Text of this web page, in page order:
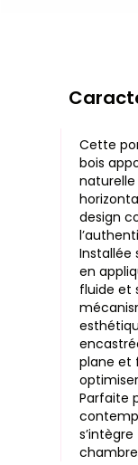
Cette
bois
naturelle
design
Installée
en
fluide et
plane et
Parfaite